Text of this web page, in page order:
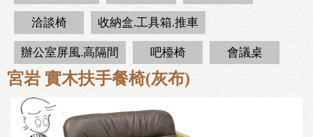
洽談椅 收納盒.工具箱.推車
辦公室屏風.高隔間 吧檯椅 會議桌
宮岩 實木扶手餐椅(灰布)